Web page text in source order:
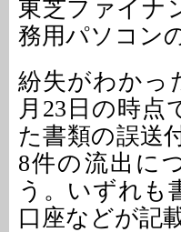
東芝ファイナ
務用パソコン
紛失がわかっ
月23日の時
た書類の誤送
8件の流出に
う。いずれも
口座などが記